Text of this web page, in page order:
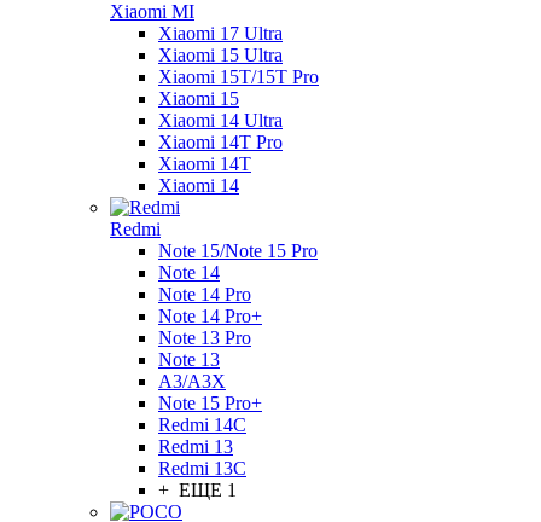
Xiaomi MI
Xiaomi 17 Ultra
Xiaomi 15 Ultra
Xiaomi 15T/15T Pro
Xiaomi 15
Xiaomi 14 Ultra
Xiaomi 14T Pro
Xiaomi 14T
Xiaomi 14
Redmi
Note 15/Note 15 Pro
Note 14
Note 14 Pro
Note 14 Pro+
Note 13 Pro
Note 13
A3/A3X
Note 15 Pro+
Redmi 14C
Redmi 13
Redmi 13C
+ ЕЩЕ 1